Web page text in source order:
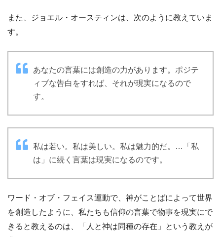
また、ジョエル・オースティンは、次のように教えていま
す。
あなたの言葉には創造の力があります。ポジテ
ィブな告白をすれば、それが現実になるので
す。
私は若い。私は美しい。私は魅力的だ。…「私
は」に続く言葉は現実になるのです。
ワード・オブ・フェイス運動で、神がことばによって世界
を創造したように、私たちも信仰の言葉で物事を現実にで
きると教えるのは、「人と神は同種の存在」という教えが